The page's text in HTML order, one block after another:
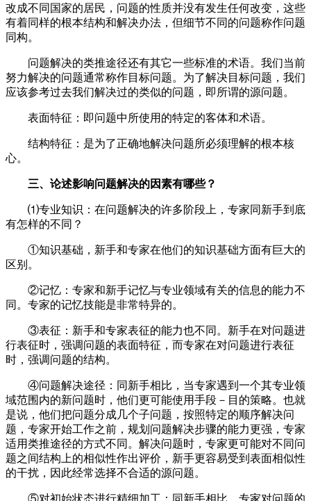
改成不同国家的居民，问题的性质并没有发生任何改变，这些
有着同样的根本结构和解决办法，但细节不同的问题称作问题
同构。
问题解决的类推途径还有其它一些标准的术语。我们当前
努力解决的问题通常称作目标问题。为了解决目标问题，我们
应该参考过去我们解决过的类似的问题，即所谓的源问题。
表面特征：即问题中所使用的特定的客体和术语。
结构特征：是为了正确地解决问题所必须理解的根本核
心。
三、论述影响问题解决的因素有哪些？
⑴专业知识：在问题解决的许多阶段上，专家同新手到底
有怎样的不同？
①知识基础，新手和专家在他们的知识基础方面有巨大的
区别。
②记忆：专家和新手记忆与专业领域有关的信息的能力不
同。专家的记忆技能是非常特异的。
③表征：新手和专家表征的能力也不同。新手在对问题进
行表征时，强调问题的表面特征，而专家在对问题进行表征
时，强调问题的结构。
④问题解决途径：同新手相比，当专家遇到一个其专业领
域范围内的新问题时，他们更可能使用手段－目的策略。也就
是说，他们把问题分成几个子问题，按照特定的顺序解决问
题，专家开始工作之前，规划问题解决步骤的能力更强，专家
适用类推途径的方式不同。解决问题时，专家更可能对不同问
题之间结构上的相似性作出评价，新手更容易受到表面相似性
的干扰，因此经常选择不合适的源问题。
⑤对初始状态进行精细加工：同新手相比，专家对问题的